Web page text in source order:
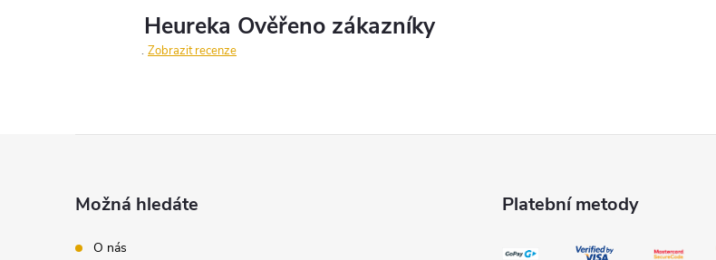
Zobrazit recenze
Možná hledáte
O nás
Platební metody